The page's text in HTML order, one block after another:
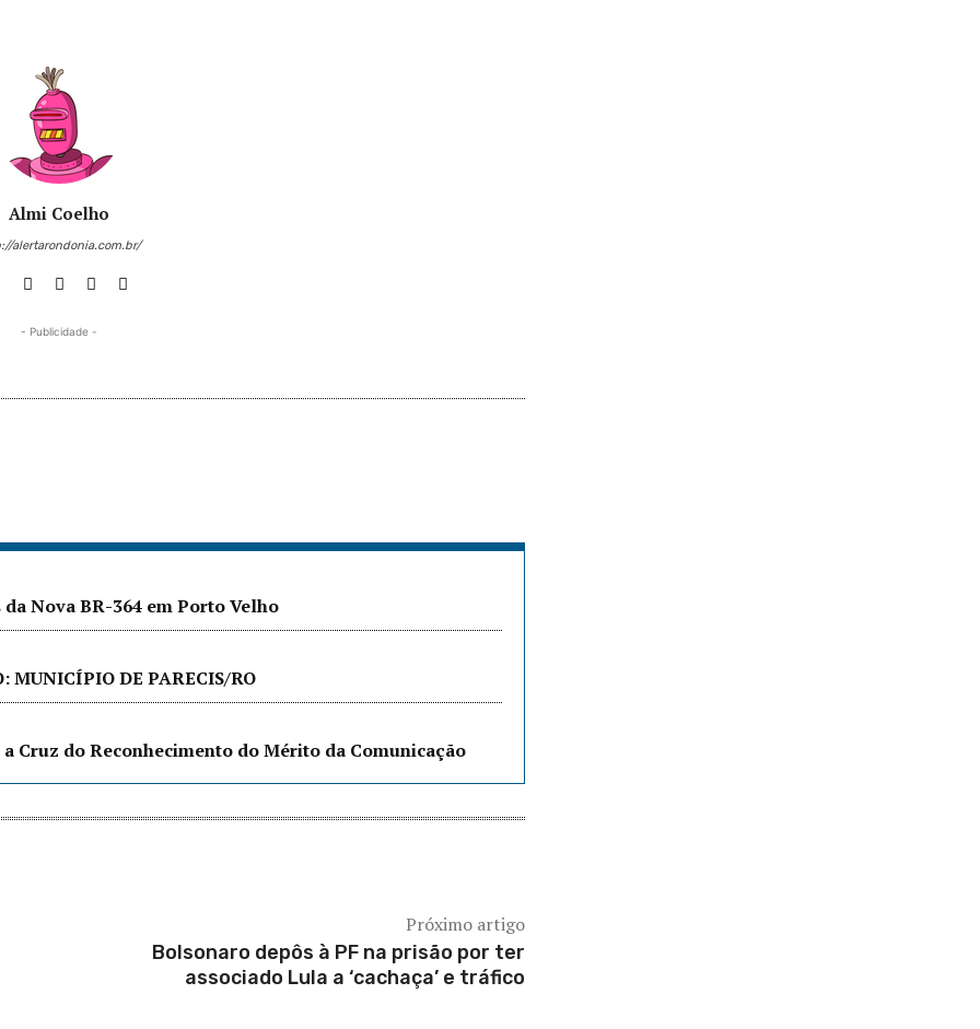
Almi Coelho
alertarondonia.com.br/
- Publicidade -
Nova BR-364 em Porto Velho
MUNICÍPIO DE PARECIS/RO
Cruz do Reconhecimento do Mérito da Comunicação
Próximo artigo
Bolsonaro depôs à PF na prisão por ter
associado Lula a ‘cachaça’ e tráfico